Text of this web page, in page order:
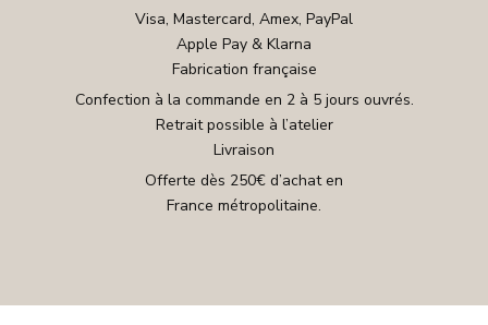
Visa, Mastercard, Amex, PayPal
Apple Pay & Klarna
Fabrication française
Confection à la commande en 2 à 5 jours ouvrés.
Retrait possible à l’atelier
Livraison
Offerte dès 250€ d’achat en
France métropolitaine.